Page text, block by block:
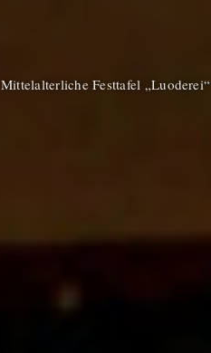
Mittelalterliche Festtafel „Luoderei“